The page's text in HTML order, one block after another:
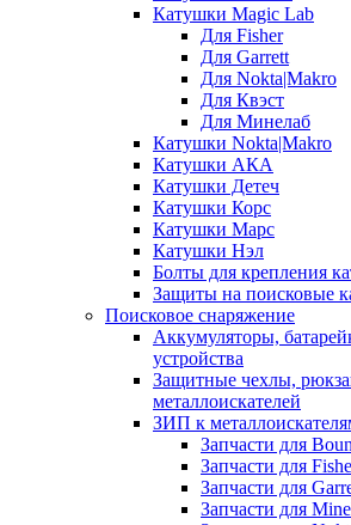
Катушки Magic Lab
Для Fisher
Для Garrett
Для Nokta|Makro
Для Квэст
Для Минелаб
Катушки Nokta|Makro
Катушки АКА
Катушки Детеч
Катушки Корс
Катушки Марс
Катушки Нэл
Болты для крепления
Защиты на поисковые
Поисковое снаряжение
Аккумуляторы,
устройства
Защитные чехлы,
металлоискателей
ЗИП к
Запчасти для
Запчасти для
Запчасти для
Запчасти для